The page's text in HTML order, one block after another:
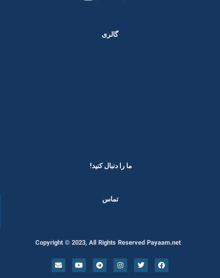
گالری
ما را دنبال کنید! ​
تماس
Copyright © 2023, All Rights Reserved Payaam.net